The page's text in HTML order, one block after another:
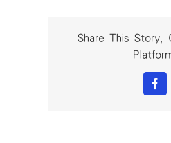
Share This Story,